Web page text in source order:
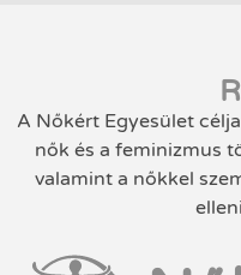
A Nőkért Egyesület
nők és a feminizmus
valamint a nőkkel